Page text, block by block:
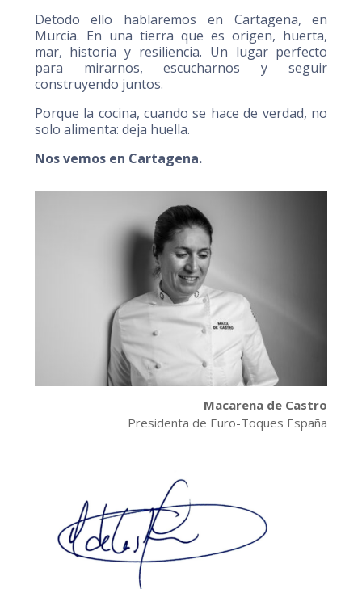
Detodo ello hablaremos en Cartagena, en
Murcia. En una tierra que es origen, huerta,
mar, historia y resiliencia. Un lugar perfecto
para mirarnos, escucharnos y seguir
construyendo juntos.
Porque la cocina, cuando se hace de verdad, no
solo alimenta: deja huella.
Nos vemos en Cartagena.
Macarena de Castro
Presidenta de Euro-Toques España